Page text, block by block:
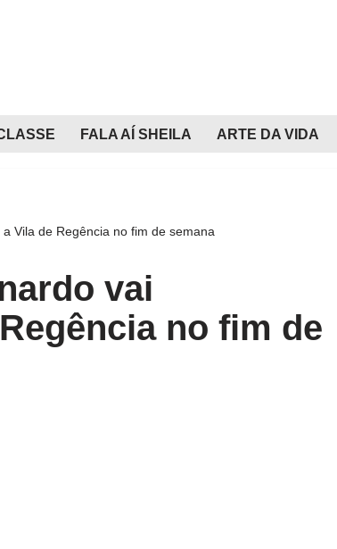
FALA AÍ SHEILA ARTE DA VIDA
Vila de Regência no fim de semana
vai
no fim de